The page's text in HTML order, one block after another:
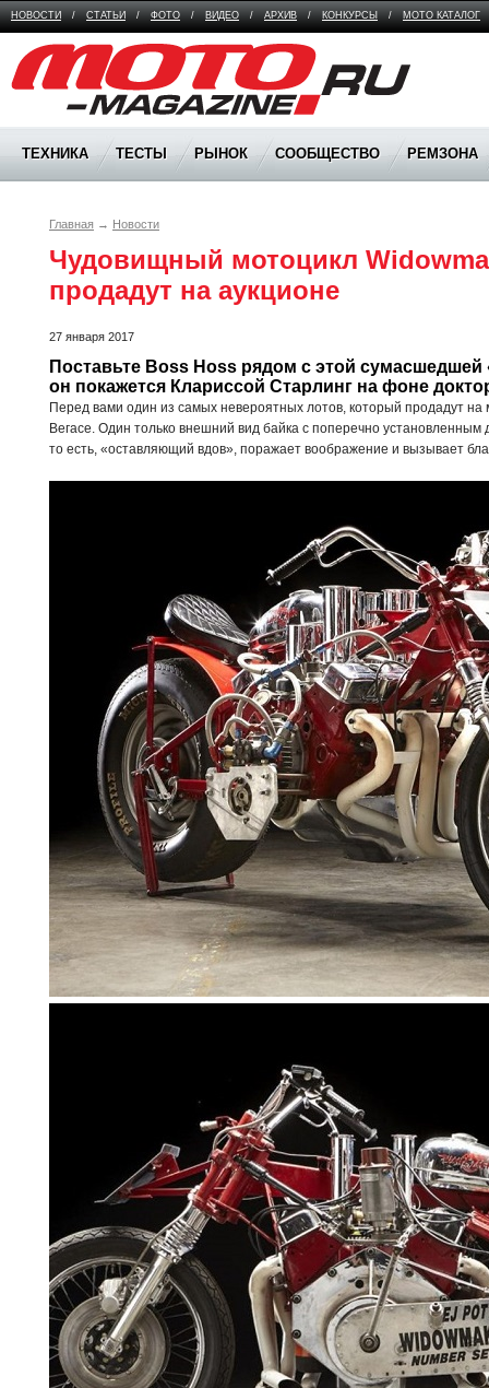
НОВОСТИ / СТАТЬИ / ФОТО / ВИДЕО / АРХИВ / КОНКУРСЫ / МОТО КАТАЛОГ
Moto Magazine
ТЕХНИКА ТЕСТЫ РЫНОК СООБЩЕСТВО РЕМЗОНА
Главная → Новости
Чудовищный мотоцикл
продадут на аукционе
27 января 2017
Поставьте Boss Hoss рядом с этой сумасшедшей
он покажется Клариссой Старлинг на фоне
Перед вами один из самых невероятных лотов, который продадут на
Вегасе. Один только внешний вид байка с поперечно
то есть, «оставляющий вдов», поражает воображение и вызывает